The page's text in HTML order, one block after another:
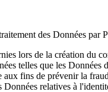
des Données par
lors de la création du
telles que les
fins de prévenir la
relatives à